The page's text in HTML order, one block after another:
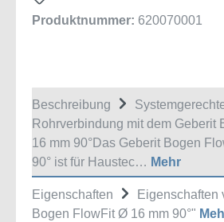
Produktnummer: 620070001
Beschreibung
Rohrverbindung mit dem Geberit
16 mm 90°Das Geberit Bogen
90° ist für Haustec… Mehr
Eigenschaften
Eigenschaften
Bogen FlowFit Ø 16 mm 90°"